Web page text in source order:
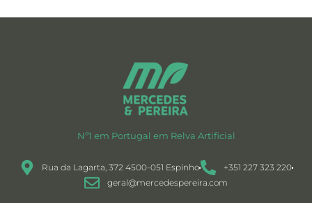
Nº1 em Portugal em Relva Artificial
Rua da Lagarta, 372 4500-051 Espinho
+351 227 323 220
geral@mercedespereira.com